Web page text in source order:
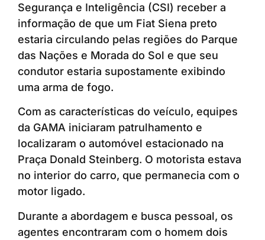
Segurança e Inteligência (CSI) receber a
informação de que um Fiat Siena preto
estaria circulando pelas regiões do Parque
das Nações e Morada do Sol e que seu
condutor estaria supostamente exibindo
uma arma de fogo.
Com as características do veículo, equipes
da GAMA iniciaram patrulhamento e
localizaram o automóvel estacionado na
Praça Donald Steinberg. O motorista estava
no interior do carro, que permanecia com o
motor ligado.
Durante a abordagem e busca pessoal, os
agentes encontraram com o homem dois